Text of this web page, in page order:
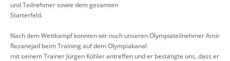
und Teilnehmer sowie dem gesamten
Starterfeld.
Nach dem Wettkampf konnten wir noch unseren Olympiateilnehmer Amir
Rezanejad beim Training auf dem Olympiakanal
mit seinem Trainer Jürgen Köhler antreffen und er bestätigte uns, dass er